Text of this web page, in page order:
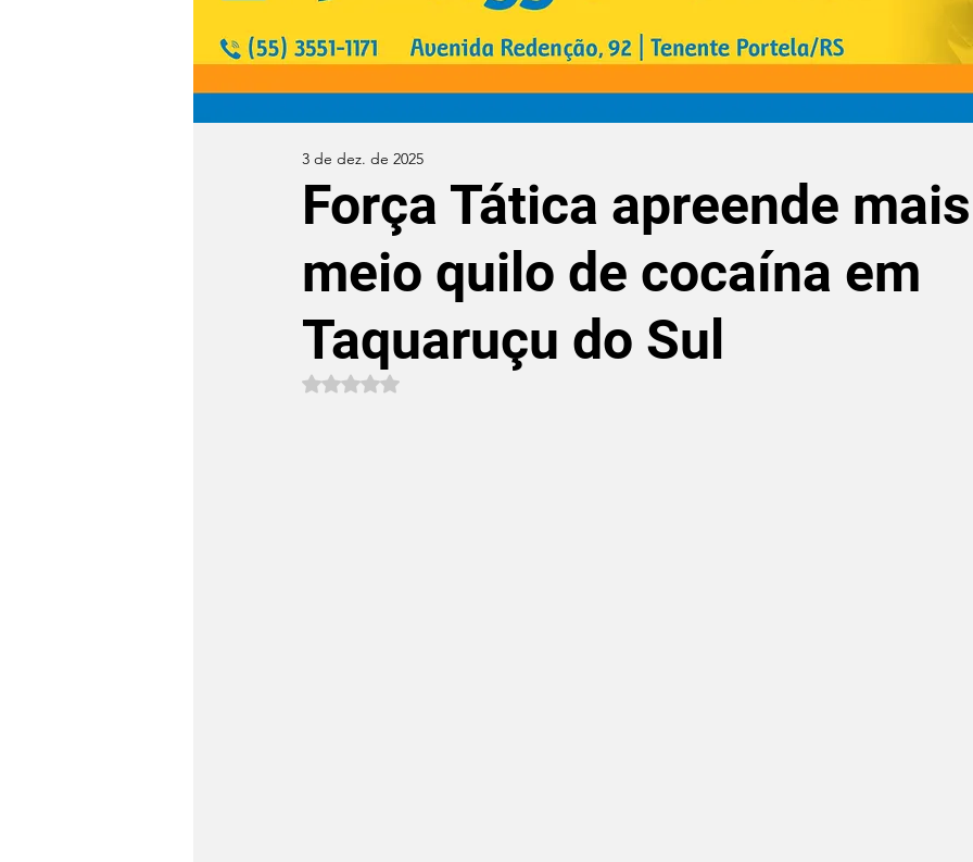
Força Tática apreende
meio quilo de cocaína em
Taquaruçu do Sul
3 de dez. de 2025
Avaliado com NaN de 5 estrelas.